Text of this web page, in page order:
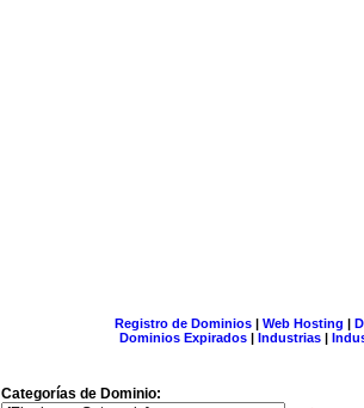
Registro de Dominios| Web Hosting |
Dominios Expirados | Industrias |
Categorías de Dominio: